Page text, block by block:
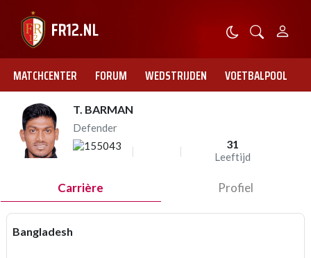
MATCHCENTER FORUM WEDSTRIJDEN VOETBALPOOL
T. BARMAN
Defender
31
Leeftijd
Carrière Profiel
Bangladesh